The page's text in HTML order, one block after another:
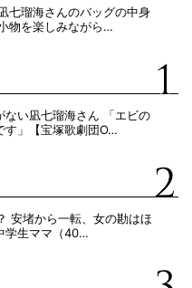
七瑠海さんのバッグの中身
物を楽しみながら…
ない凪七瑠海さん 「エビの
す」【宝塚歌劇団O…
安堵から一転、女の勘はほ
学生ママ（40…